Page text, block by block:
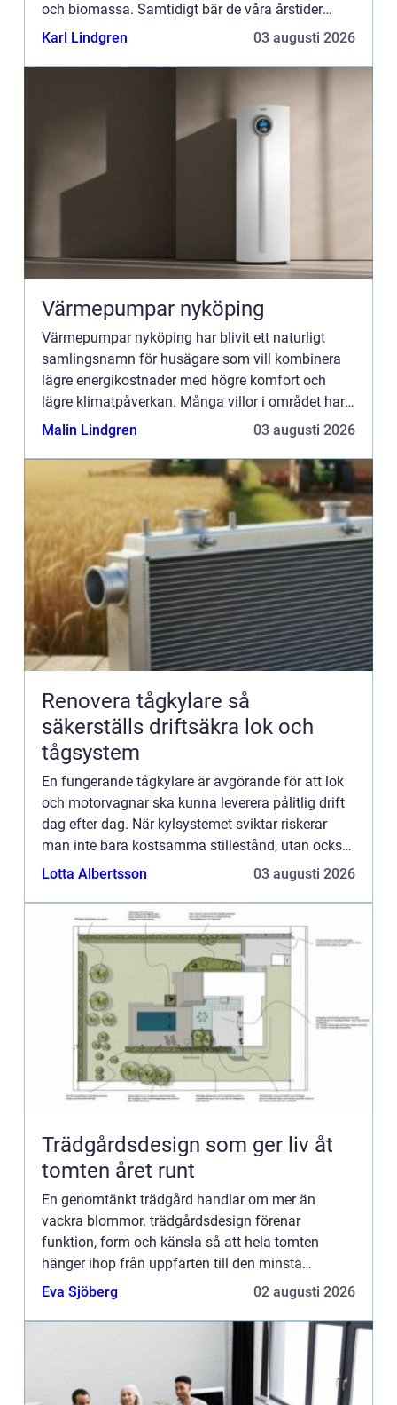
och biomassa. Samtidigt bär de våra årstider
genom blomning, fruktsättning, sommargrönt och
Karl Lindgren 03 augusti 2026
Värmepumpar nyköping
Värmepumpar nyköping har blivit ett naturligt
samlingsnamn för husägare som vill kombinera
lägre energikostnader med högre komfort och
lägre klimatpåverkan. Många villor i området har
äldre elpannor, olja eller direktverkande el, och
Malin Lindgren 03 augusti 2026
Renovera tågkylare så
säkerställs driftsäkra lok och
tågsystem
En fungerande tågkylare är avgörande för att lok
och motorvagnar ska kunna leverera pålitlig drift
dag efter dag. När kylsystemet sviktar riskerar
man inte bara kostsamma stillestånd, utan också
skador på motor, transmission och andra kritiska
Lotta Albertsson 03 augusti 2026
Trädgårdsdesign som ger liv åt
tomten året runt
En genomtänkt trädgård handlar om mer än
vackra blommor. trädgårdsdesign förenar
funktion, form och känsla så att hela tomten
hänger ihop från uppfarten till den minsta
sittplatsen längst in i trädgården. När helheten
Eva Sjöberg 02 augusti 2026